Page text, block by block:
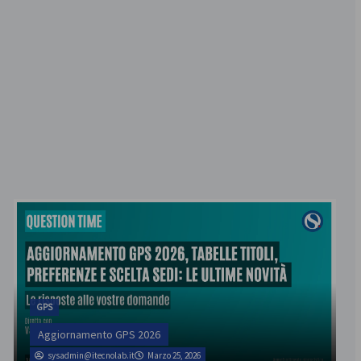
GPS
Aggiornamento GPS 2026
sysadmin@itecnolab.it Marzo 25, 2026